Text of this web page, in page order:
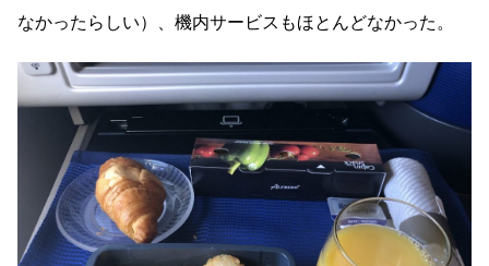
なかったらしい）、機内サービスもほとんどなかった。